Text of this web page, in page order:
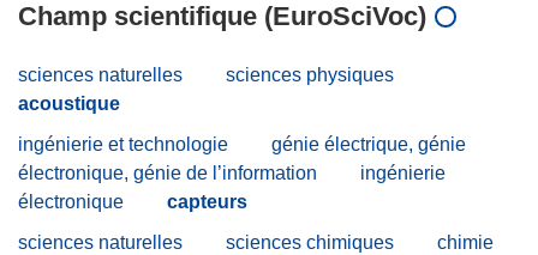
Champ scientifique (EuroSciVoc)
sciences naturelles
sciences physiques
acoustique
ingénierie et technologie
génie électrique, génie
électronique, génie de l’information
ingénierie
électronique
capteurs
sciences naturelles
sciences chimiques
chimie